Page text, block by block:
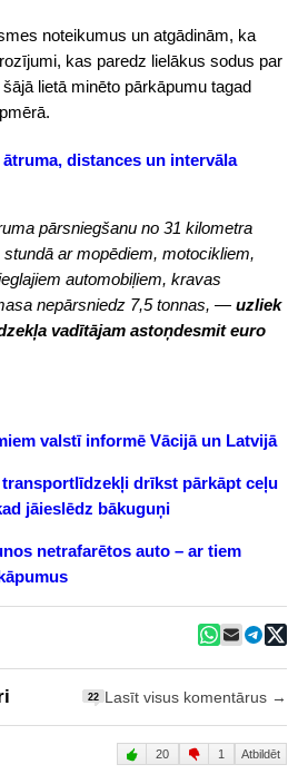
noteikumus un atgādinām, ka
kas paredz lielākus sodus par
lietā minēto pārkāpumu tagad
distances un intervāla
pārsniegšanu no 31 kilometra
ar mopēdiem, motocikliem,
automobiļiem, kravas
nepārsniedz 7,5 tonnas, — uzliek
vadītājam astoņdesmit euro
valstī informē Vācijā un Latvijā
drīkst pārkāpt ceļu
jāieslēdz bākuguņi
netrafarētos auto – ar tiem
22 Lasīt visus komentārus →
20 1 Atbildēt